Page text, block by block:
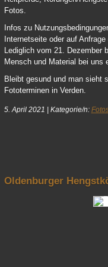
Fotos.
Infos zu
Internetseite oder auf
Lediglich vom 21. Dezember
Mensch und Material bei uns
Bleibt gesund und man sieht
Fototerminen in Verden.
5. April 2021 Kategorie/n:
Oldenburger